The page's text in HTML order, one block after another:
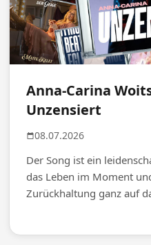
Anna-Carina
Unzensiert
08.07.2026
Der Song ist ein
das Leben im Moment
Zurückhaltung ganz auf